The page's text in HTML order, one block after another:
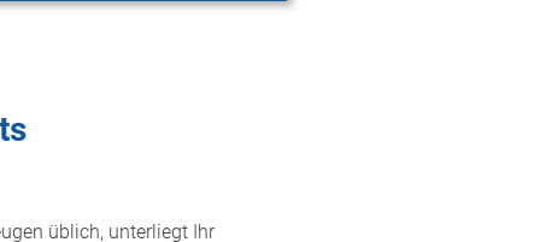
üblich, unterliegt Ihr